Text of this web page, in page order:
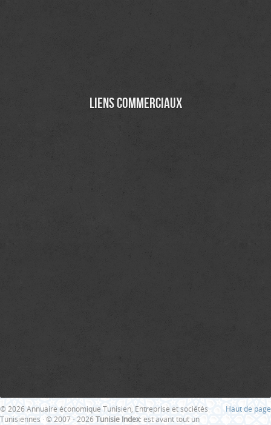
Liens commerciaux
Haut de page
© 2026 Annuaire économique Tunisien, Entreprise et sociétés
Tunisiennes · © 2007 - 2026Tunisie Index: est avant tout un